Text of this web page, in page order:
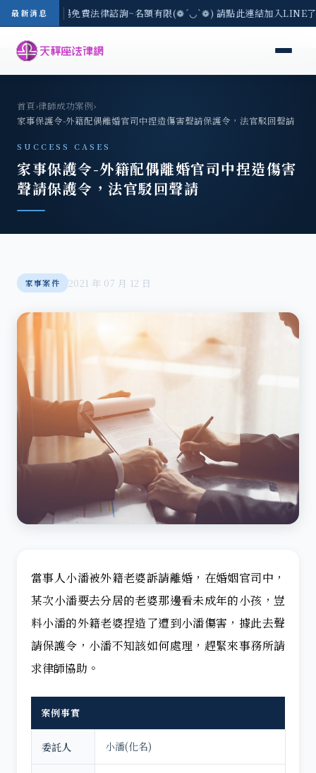
最新消息
-8/3(一) 現場免費法律諮詢~名額有限(❁´◡`❁) 請點此連結加入LINE
首頁›律師成功案例›
家事保護令-外籍配偶離婚官司中捏造傷害聲請保護令，法官駁回聲請
SUCCESS CASES
家事保護令-外籍配偶離婚官司中捏造傷害
聲請保護令，法官駁回聲請
家事案件 2021 年 07 月 12 日
當事人小潘被外籍老婆訴請離婚，在婚姻官司中，
某次小潘要去分居的老婆那邊看未成年的小孩，豈
料小潘的外籍老婆捏造了遭到小潘傷害，據此去聲
請保護令，小潘不知該如何處理，趕緊來事務所請
求律師協助。
案例事實
委託人 小潘(化名)